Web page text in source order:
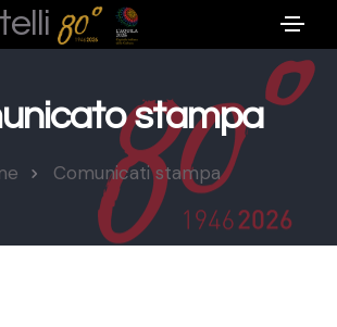
stampa
Comunicati stampa